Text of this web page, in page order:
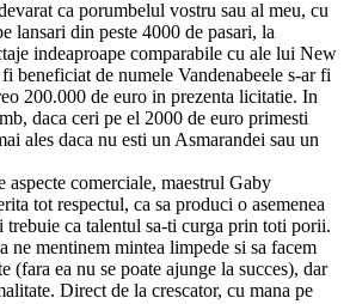
ca porumbelul vostru sau al meu, cu
lansari din peste 4000 de pasari, la
indeaproape comparabile cu ale lui New
beneficiat de numele Vandenabeele s-ar fi
200.000 de euro in prezenta licitatie. In
daca ceri pe el 2000 de euro primesti
ales daca nu esti un Asmarandei sau un
aspecte comerciale, maestrul Gaby
tot respectul, ca sa produci o asemenea
trebuie ca talentul sa-ti curga prin toti porii.
ne mentinem mintea limpede si sa facem
(fara ea nu se poate ajunge la succes), dar
Direct de la crescator, cu mana pe